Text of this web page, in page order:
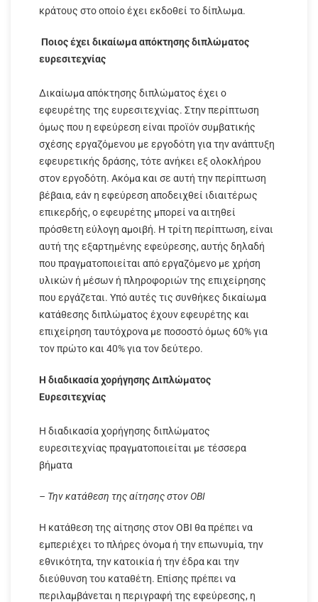
κράτους στο οποίο έχει εκδοθεί το δίπλωμα.
Ποιος έχει δικαίωμα απόκτησης διπλώματος
ευρεσιτεχνίας
Δικαίωμα απόκτησης διπλώματος έχει ο
εφευρέτης της ευρεσιτεχνίας. Στην περίπτωση
όμως που η εφεύρεση είναι προϊόν συμβατικής
σχέσης εργαζόμενου με εργοδότη για την ανάπτυξη
εφευρετικής δράσης, τότε ανήκει εξ ολοκλήρου
στον εργοδότη. Ακόμα και σε αυτή την περίπτωση
βέβαια, εάν η εφεύρεση αποδειχθεί ιδιαιτέρως
επικερδής, ο εφευρέτης μπορεί να αιτηθεί
πρόσθετη εύλογη αμοιβή. Η τρίτη περίπτωση, είναι
αυτή της εξαρτημένης εφεύρεσης, αυτής δηλαδή
που πραγματοποιείται από εργαζόμενο με χρήση
υλικών ή μέσων ή πληροφοριών της επιχείρησης
που εργάζεται. Υπό αυτές τις συνθήκες δικαίωμα
κατάθεσης διπλώματος έχουν εφευρέτης και
επιχείρηση ταυτόχρονα με ποσοστό όμως 60% για
τον πρώτο και 40% για τον δεύτερο.
Η διαδικασία χορήγησης Διπλώματος
Ευρεσιτεχνίας
Η διαδικασία χορήγησης διπλώματος
ευρεσιτεχνίας πραγματοποιείται με τέσσερα
βήματα
– Την κατάθεση της αίτησης στον ΟΒΙ
Η κατάθεση της αίτησης στον ΟΒΙ θα πρέπει να
εμπεριέχει το πλήρες όνομα ή την επωνυμία, την
εθνικότητα, την κατοικία ή την έδρα και την
διεύθυνση του καταθέτη. Επίσης πρέπει να
περιλαμβάνεται η περιγραφή της εφεύρεσης, η